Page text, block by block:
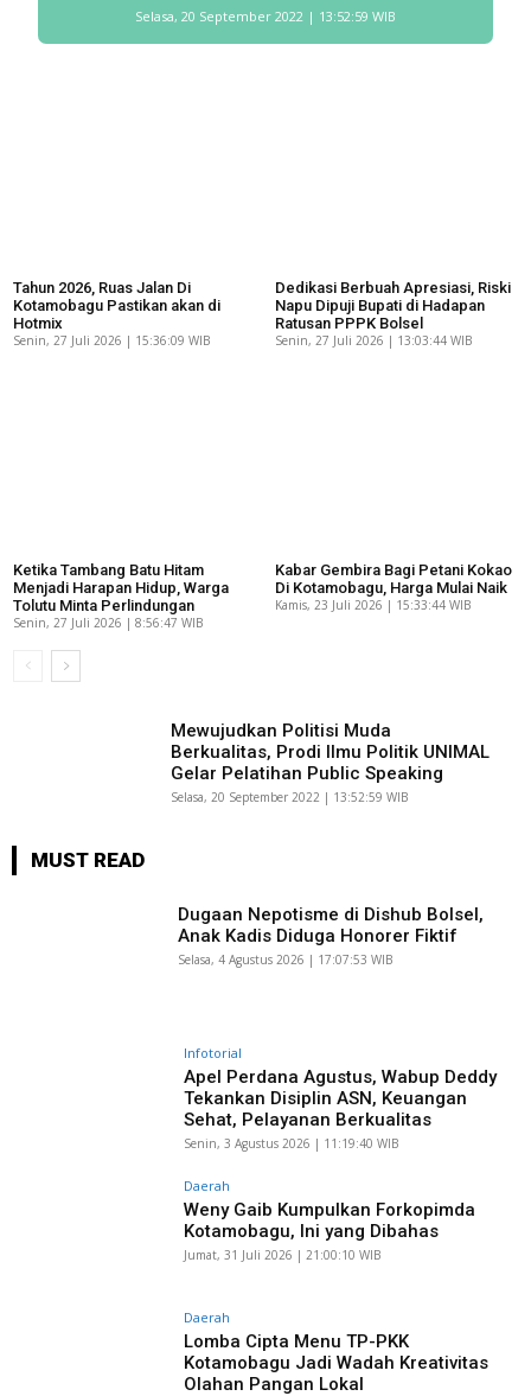
Selasa, 20 September 2022 | 13:52:59 WIB
Tahun 2026, Ruas Jalan Di
Kotamobagu Pastikan akan di
Hotmix
Senin, 27 Juli 2026 | 15:36:09 WIB
Dedikasi Berbuah Apresiasi, Riski
Napu Dipuji Bupati di Hadapan
Ratusan PPPK Bolsel
Senin, 27 Juli 2026 | 13:03:44 WIB
Ketika Tambang Batu Hitam
Menjadi Harapan Hidup, Warga
Tolutu Minta Perlindungan
Senin, 27 Juli 2026 | 8:56:47 WIB
Kabar Gembira Bagi Petani Kokao
Di Kotamobagu, Harga Mulai Naik
Kamis, 23 Juli 2026 | 15:33:44 WIB
Mewujudkan Politisi Muda
Berkualitas, Prodi Ilmu Politik UNIMAL
Gelar Pelatihan Public Speaking
Selasa, 20 September 2022 | 13:52:59 WIB
MUST READ
Dugaan Nepotisme di Dishub Bolsel,
Anak Kadis Diduga Honorer Fiktif
Selasa, 4 Agustus 2026 | 17:07:53 WIB
Infotorial
Apel Perdana Agustus, Wabup Deddy
Tekankan Disiplin ASN, Keuangan
Sehat, Pelayanan Berkualitas
Senin, 3 Agustus 2026 | 11:19:40 WIB
Daerah
Weny Gaib Kumpulkan Forkopimda
Kotamobagu, Ini yang Dibahas
Jumat, 31 Juli 2026 | 21:00:10 WIB
Daerah
Lomba Cipta Menu TP-PKK
Kotamobagu Jadi Wadah Kreativitas
Olahan Pangan Lokal